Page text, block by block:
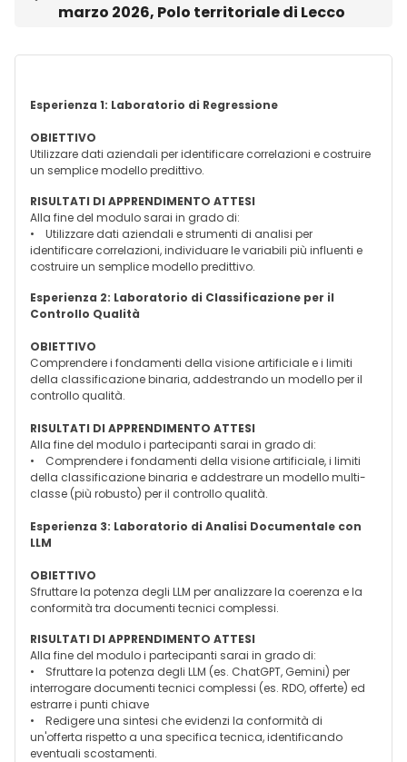
marzo 2026, Polo territoriale di Lecco
Esperienza 1: Laboratorio di Regressione
OBIETTIVO
Utilizzare dati aziendali per identificare correlazioni e costruire
un semplice modello predittivo.
RISULTATI DI APPRENDIMENTO ATTESI
Alla fine del modulo sarai in grado di:
• Utilizzare dati aziendali e strumenti di analisi per
identificare correlazioni, individuare le variabili più influenti e
costruire un semplice modello predittivo.
Esperienza 2: Laboratorio di Classificazione per il
Controllo Qualità
OBIETTIVO
Comprendere i fondamenti della visione artificiale e i limiti
della classificazione binaria, addestrando un modello per il
controllo qualità.
RISULTATI DI APPRENDIMENTO ATTESI
Alla fine del modulo i partecipanti sarai in grado di:
• Comprendere i fondamenti della visione artificiale, i limiti
della classificazione binaria e addestrare un modello multi-
classe (più robusto) per il controllo qualità.
Esperienza 3: Laboratorio di Analisi Documentale con
LLM
OBIETTIVO
Sfruttare la potenza degli LLM per analizzare la coerenza e la
conformità tra documenti tecnici complessi.
RISULTATI DI APPRENDIMENTO ATTESI
Alla fine del modulo i partecipanti sarai in grado di:
• Sfruttare la potenza degli LLM (es. ChatGPT, Gemini) per
interrogare documenti tecnici complessi (es. RDO, offerte) ed
estrarre i punti chiave
• Redigere una sintesi che evidenzi la conformità di
un'offerta rispetto a una specifica tecnica, identificando
eventuali scostamenti.